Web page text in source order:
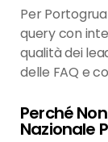
Per
query con
qualità dei
delle FAQ e
Perché
Nazionale